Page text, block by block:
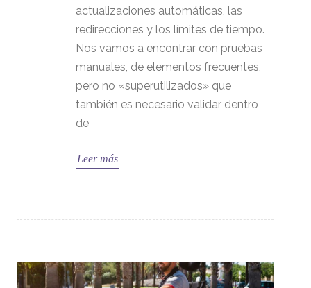
actualizaciones automáticas, las
redirecciones y los límites de tiempo.
Nos vamos a encontrar con pruebas
manuales, de elementos frecuentes,
pero no «superutilizados» que
también es necesario validar dentro
de
Leer más